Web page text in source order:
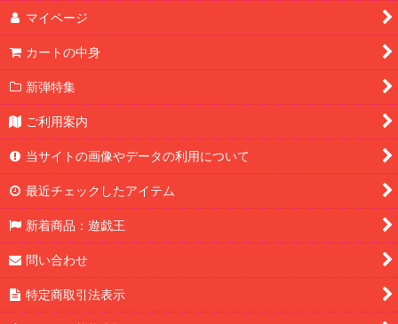
マイページ
カートの中身
新弾特集
ご利用案内
当サイトの画像やデータの利用について
最近チェックしたアイテム
新着商品：遊戯王
問い合わせ
特定商取引法表示